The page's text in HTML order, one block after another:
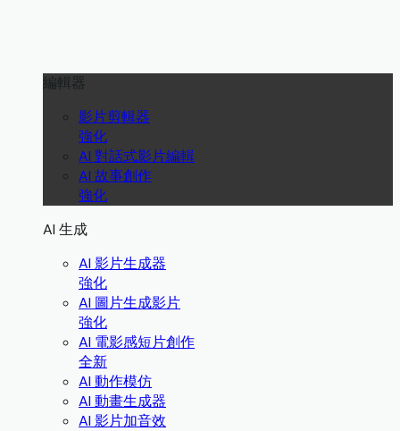
編輯器
影片剪輯器
強化
AI 對話式影片編輯
AI 故事創作
強化
AI 生成
AI 影片生成器
強化
AI 圖片生成影片
強化
AI 電影感短片創作
全新
AI 動作模仿
AI 動畫生成器
AI 影片加音效